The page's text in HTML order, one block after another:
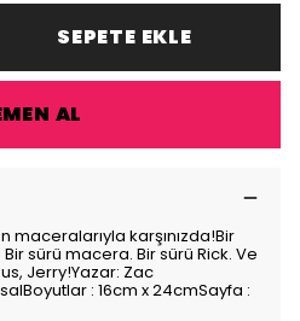
SEPETE EKLE
AL
maceralarıyla karşınızda!Bir
sürü macera. Bir sürü Rick. Ve
Jerry!Yazar: Zac
: 16cm x 24cmSayfa :